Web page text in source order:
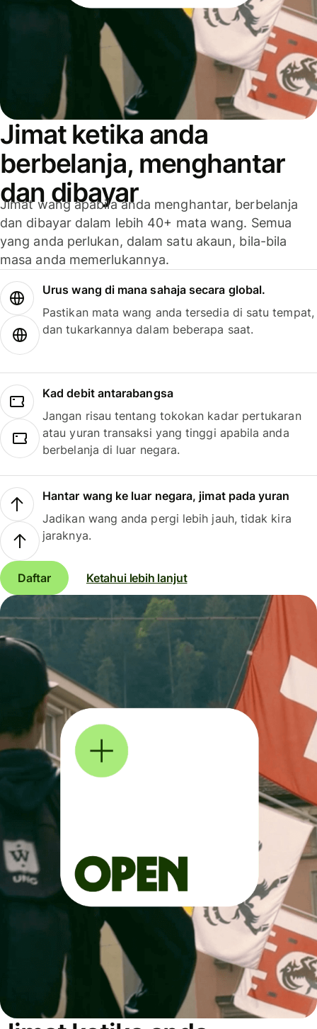
Jimat ketika anda
berbelanja, menghantar
dan dibayar
Jimat wang apabila anda menghantar, berbelanja
dan dibayar dalam lebih 40+ mata wang. Semua
yang anda perlukan, dalam satu akaun, bila-bila
masa anda memerlukannya.
Urus wang di mana sahaja secara global.
Pastikan mata wang anda tersedia di satu tempat,
dan tukarkannya dalam beberapa saat.
Kad debit antarabangsa
Jangan risau tentang tokokan kadar pertukaran
atau yuran transaksi yang tinggi apabila anda
berbelanja di luar negara.
Hantar wang ke luar negara, jimat pada yuran
Jadikan wang anda pergi lebih jauh, tidak kira
jaraknya.
Daftar Ketahui lebih lanjut